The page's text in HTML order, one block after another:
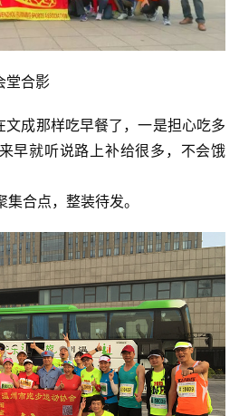
堂合影
文成那样吃早餐了，一是担心吃多
早就听说路上补给很多，不会饿
合点，整装待发。